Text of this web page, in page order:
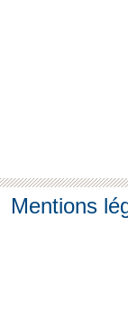
Mentions